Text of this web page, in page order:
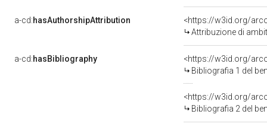
a-cd:hasAuthorshipAttribution
<https://w3id.org/
Attribuzione di
a-cd:hasBibliography
<https://w3id.org/
Bibliografia 1 del
<https://w3id.org/
Bibliografia 2 del